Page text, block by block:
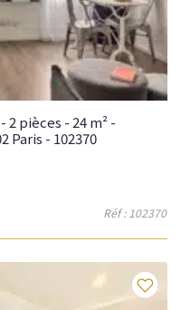
pièces - 24 m² -
Paris - 102370
Réf : 102370